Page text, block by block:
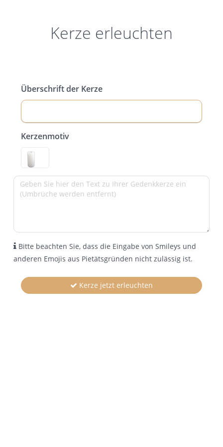
Kerze erleuchten
Überschrift der Kerze
Kerzenmotiv
Bitte beachten Sie, dass die Eingabe von Smileys und
anderen Emojis aus Pietätsgründen nicht zulässig ist.
Kerze jetzt erleuchten